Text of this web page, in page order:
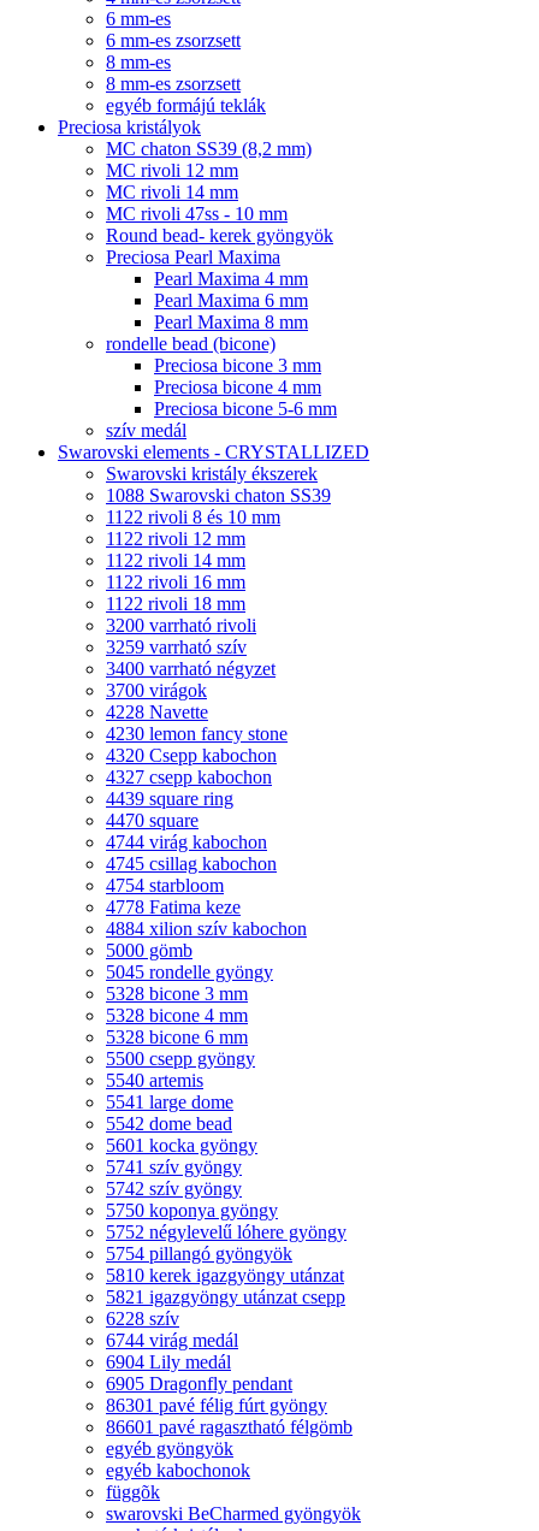
6 mm-es
6 mm-es zsorzsett
8 mm-es
8 mm-es zsorzsett
egyéb formájú teklák
Preciosa kristályok
MC chaton SS39 (8,2 mm)
MC rivoli 12 mm
MC rivoli 14 mm
MC rivoli 47ss - 10 mm
Round bead- kerek gyöngyök
Preciosa Pearl Maxima
Pearl Maxima 4 mm
Pearl Maxima 6 mm
Pearl Maxima 8 mm
rondelle bead (bicone)
Preciosa bicone 3 mm
Preciosa bicone 4 mm
Preciosa bicone 5-6 mm
szív medál
Swarovski elements - CRYSTALLIZED
Swarovski kristály ékszerek
1088 Swarovski chaton SS39
1122 rivoli 8 és 10 mm
1122 rivoli 12 mm
1122 rivoli 14 mm
1122 rivoli 16 mm
1122 rivoli 18 mm
3200 varrható rivoli
3259 varrható szív
3400 varrható négyzet
3700 virágok
4228 Navette
4230 lemon fancy stone
4320 Csepp kabochon
4327 csepp kabochon
4439 square ring
4470 square
4744 virág kabochon
4745 csillag kabochon
4754 starbloom
4778 Fatima keze
4884 xilion szív kabochon
5000 gömb
5045 rondelle gyöngy
5328 bicone 3 mm
5328 bicone 4 mm
5328 bicone 6 mm
5500 csepp gyöngy
5540 artemis
5541 large dome
5542 dome bead
5601 kocka gyöngy
5741 szív gyöngy
5742 szív gyöngy
5750 koponya gyöngy
5752 négylevelű lóhere gyöngy
5754 pillangó gyöngyök
5810 kerek igazgyöngy utánzat
5821 igazgyöngy utánzat csepp
6228 szív
6744 virág medál
6904 Lily medál
6905 Dragonfly pendant
86301 pavé félig fúrt gyöngy
86601 pavé ragasztható félgömb
egyéb gyöngyök
egyéb kabochonok
függõk
swarovski BeCharmed gyöngyök